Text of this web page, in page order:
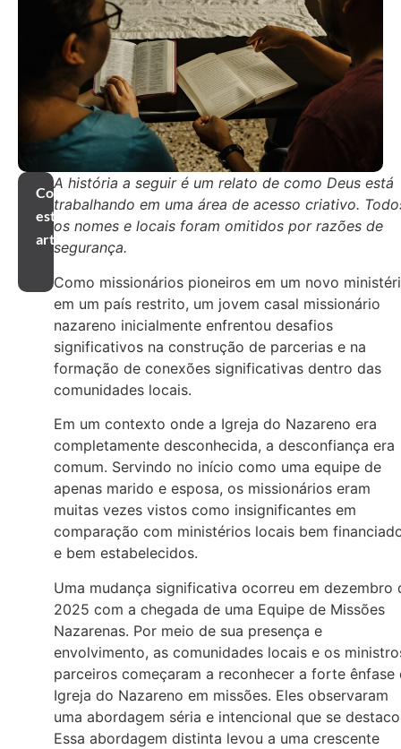
Compartilhar
este
artigo
A história a seguir é um relato de como Deus está
trabalhando em uma área de acesso criativo.
os nomes e locais foram omitidos por razões de
segurança.
Como missionários pioneiros em um novo
em um país restrito, um jovem casal missionário
nazareno inicialmente enfrentou desafios
significativos na construção de parcerias e na
formação de conexões significativas dentro das
comunidades locais.
Em um contexto onde a Igreja do Nazareno era
completamente desconhecida, a desconfiança era
comum. Servindo no início como uma equipe de
apenas marido e esposa, os missionários eram
muitas vezes vistos como insignificantes em
comparação com ministérios locais bem
e bem estabelecidos.
Uma mudança significativa ocorreu em dezembro
2025 com a chegada de uma Equipe de Missões
Nazarenas. Por meio de sua presença e
envolvimento, as comunidades locais e os
parceiros começaram a reconhecer a forte ênfase
Igreja do Nazareno em missões. Eles observaram
uma abordagem séria e intencional que se
Essa abordagem distinta levou a uma crescente